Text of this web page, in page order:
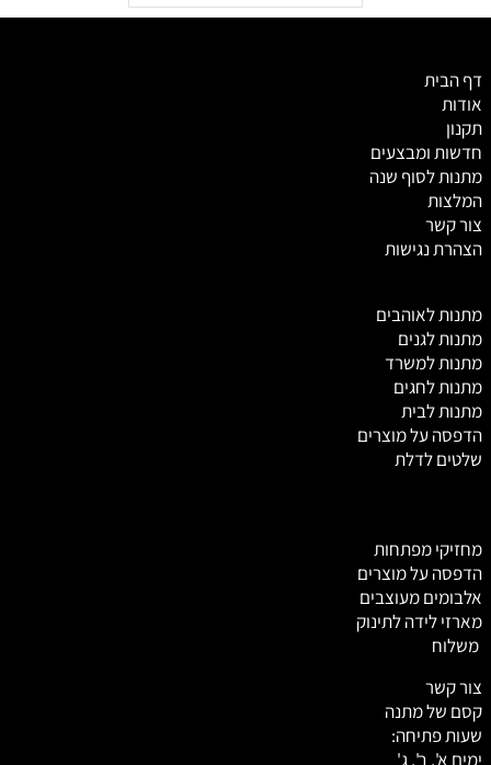
דף הבית
אודות
תקנון
חדשות ומבצעים
מתנות לסוף שנה
המלצות
צור קשר
הצהרת נגישות
מתנות לאוהבים
מתנות לגנים
מתנות למשרד
מתנות לחגים
מתנות לבית
הדפסה על מוצרים
שלטים לדלת
מחזיקי מפתחות
הדפסה על מוצרים
אלבומים מעוצבים
מארזי לידה לתינוק
משלוח
צור קשר
קסם של מתנה
שעות פתיחה:
ימים א', ב', ג'